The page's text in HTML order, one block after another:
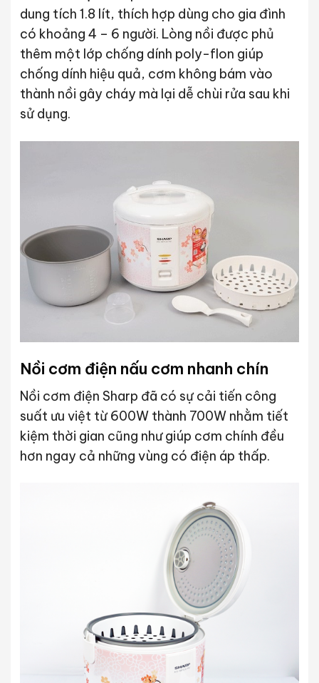
dung tích 1.8 lít, thích hợp dùng cho gia đình
có khoảng 4 – 6 người. Lòng nồi được phủ
thêm một lớp chống dính poly-flon giúp
chống dính hiệu quả, cơm không bám vào
thành nồi gây cháy mà lại dễ chùi rửa sau khi
sử dụng.
Nồi cơm điện nấu cơm nhanh chín
Nồi cơm điện Sharp đã có sự cải tiến công
suất ưu việt từ 600W thành 700W nhằm tiết
kiệm thời gian cũng như giúp cơm chính đều
hơn ngay cả những vùng có điện áp thấp.